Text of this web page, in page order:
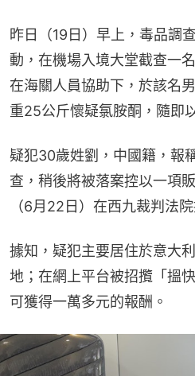
昨日（19日）早上，毒品調
動，在機場入境大堂截查一
在海關人員協助下，於該名
重25公斤懷疑氯胺酮，隨即
疑犯30歲姓劉，中國籍，報
查，稍後將被落案控以一項
（6月22日）在西九裁判法院
據知，疑犯主要居住於意大
地；在網上平台被招攬「搵
可獲得一萬多元的報酬。